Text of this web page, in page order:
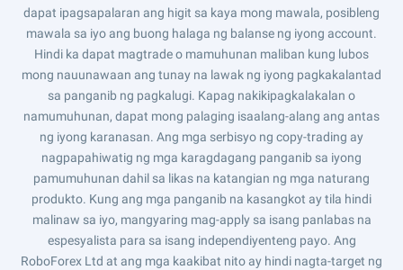
dapat ipagsapalaran ang higit sa kaya mong mawala, posibleng
mawala sa iyo ang buong halaga ng balanse ng iyong account.
Hindi ka dapat magtrade o mamuhunan maliban kung lubos
mong nauunawaan ang tunay na lawak ng iyong pagkakalantad
sa panganib ng pagkalugi. Kapag nakikipagkalakalan o
namumuhunan, dapat mong palaging isaalang-alang ang antas
ng iyong karanasan. Ang mga serbisyo ng copy-trading ay
nagpapahiwatig ng mga karagdagang panganib sa iyong
pamumuhunan dahil sa likas na katangian ng mga naturang
produkto. Kung ang mga panganib na kasangkot ay tila hindi
malinaw sa iyo, mangyaring mag-apply sa isang panlabas na
espesyalista para sa isang independiyenteng payo. Ang
RoboForex Ltd at ang mga kaakibat nito ay hindi nagta-target ng